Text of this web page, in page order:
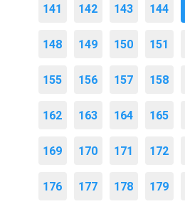
141 142 143 144
148 149 150 151
155 156 157 158
162 163 164 165
169 170 171 172
176 177 178 179